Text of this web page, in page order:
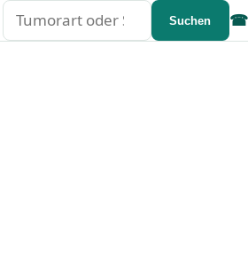
☎
Suchen Suchen